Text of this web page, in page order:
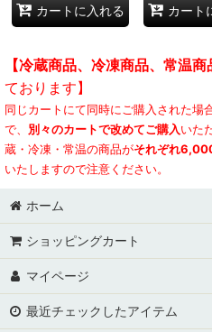
カートに入れる カート
【冷蔵商品、冷凍商品、常温
ております】
同じカートにて同時にご購入された場
で、 別々のカートで改めてご購入いた
蔵・冷凍・常温の商品がそれぞれ
いたしますので注意ください。
ホーム
ショッピングカート
マイページ
最近チェックしたアイテム